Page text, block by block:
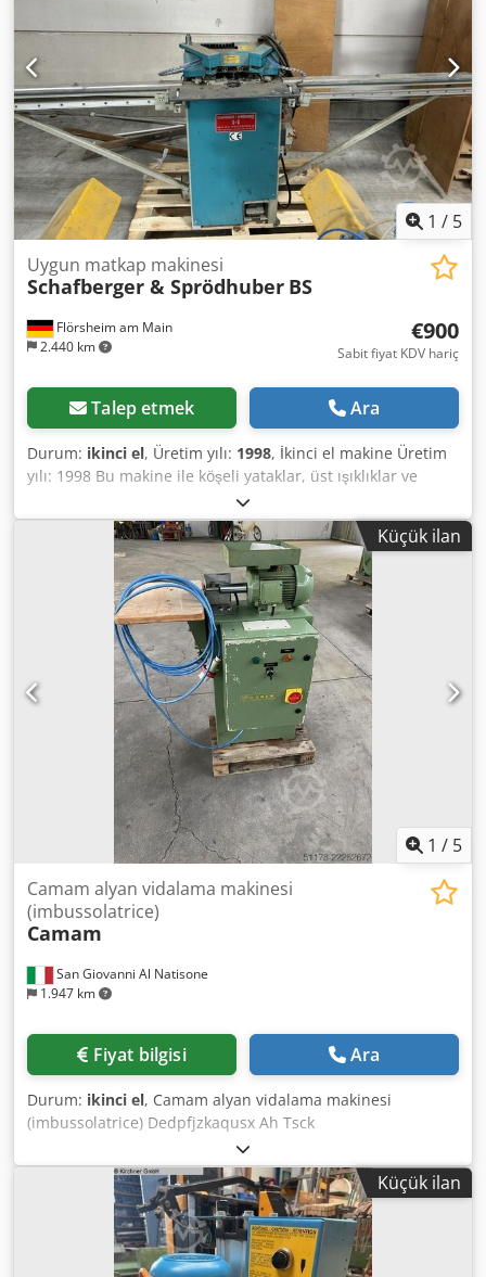
1 / 5
Flörsheim am Main
2.440 km
Uygun matkap makinesi
Schafberger & Sprödhuber BS
€900
Sabit fiyat KDV hariç
Talep etmek Ara
Durum: ikinci el, Üretim yılı: 1998, İkinci el makine Üretim
yılı: 1998 Bu makine ile köşeli yataklar, üst ışıklıklar ve
zeytinler, gevşek veya preslenmiş çerçeve ahşabına
delinerek monte edilebilir. Ölçüm işlemi, ahşabın
yerleştirilmesinden sonra otomatik olarak devreye giren 8
adet köşeli yatak ve üst ışıklık için, ayrıca bağlantı ahşabı
ve destek kirişi için olan durdurucularda gerçekleştirilir.
Makine, elektrikli kontrol ile çalışan delme motorlarına
sahip otomatik bir program akışına sahiptir ve bu, bir
güvenlik ayak pedalı ile tetiklenir. Pnömatik bağlantı: R 1/4,
5-6 bar Dcodpjzk Nzpsfx Ah Tek Emiş hızı: 25 m/sn. Emiş
nozul çapı: 120 mm Elektrik bağlantısı: 0,75 kW Gerekli
alan: 2950 x 650 x 1100 mm Kullanılabilirlik: Kısa sürede
Depo konumu: Flörsheim
Küçük ilan
1 / 5
San Giovanni Al Natisone
1.947 km
Camam alyan vidalama makinesi
(imbussolatrice)
Camam
Fiyat bilgisi Ara
Durum: ikinci el, Camam alyan vidalama makinesi
(imbussolatrice) Dedpfjzkaqusx Ah Tsck
Küçük ilan